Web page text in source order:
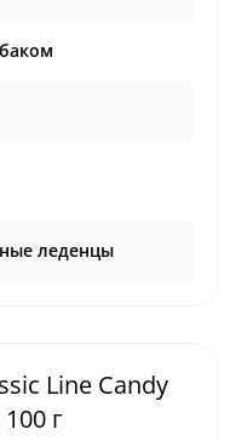
леденцы
Line Candy
г